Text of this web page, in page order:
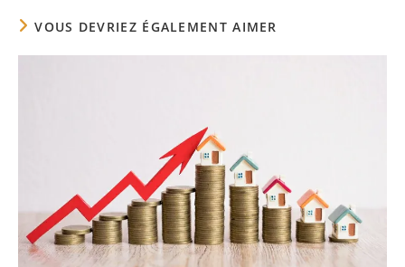
VOUS DEVRIEZ ÉGALEMENT AIMER